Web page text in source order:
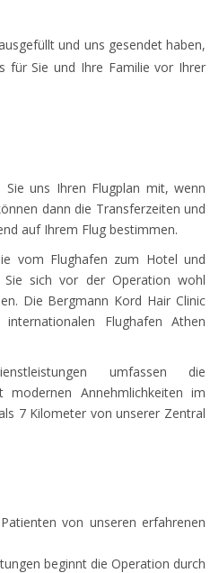
und uns gesendet haben,
für Sie und Ihre Familie vor Ihrer
uns Ihren Flugplan mit, wenn
dann die Transferzeiten und
auf Ihrem Flug bestimmen.
vom Flughafen zum Hotel und
sich vor der Operation wohl
Die Bergmann Kord Hair Clinic
Flughafen Athen
umfassen die
Annehmlichkeiten im
7 Kilometer von unserer Zentral
von unseren erfahrenen
beginnt die Operation durch